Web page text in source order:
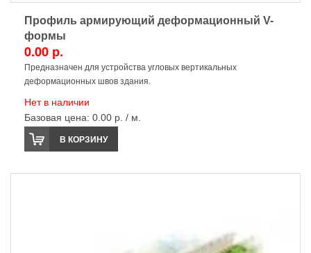
Профиль армирующий деформационный V-
формы
0.00 р.
Предназначен для устройства угловых вертикальных
деформационных швов здания.
Нет в наличии
Базовая цена: 0.00 р. / м.
В КОРЗИНУ